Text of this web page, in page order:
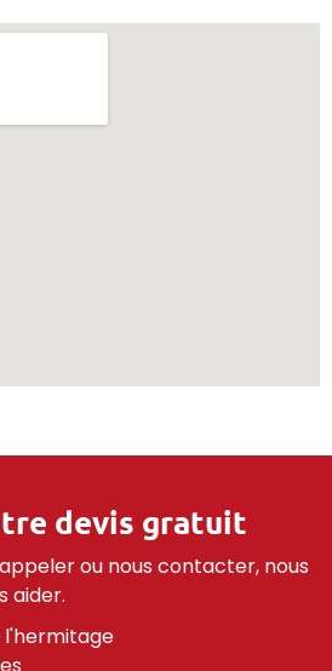
devis gratuit
ou nous contacter, nous
aider.
l'hermitage